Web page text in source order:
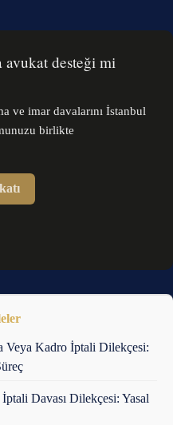
avukat desteği mi
ve imar davalarını İstanbul
birlikte
Veya Kadro İptali Dilekçesi:
Davası Dilekçesi: Yasal